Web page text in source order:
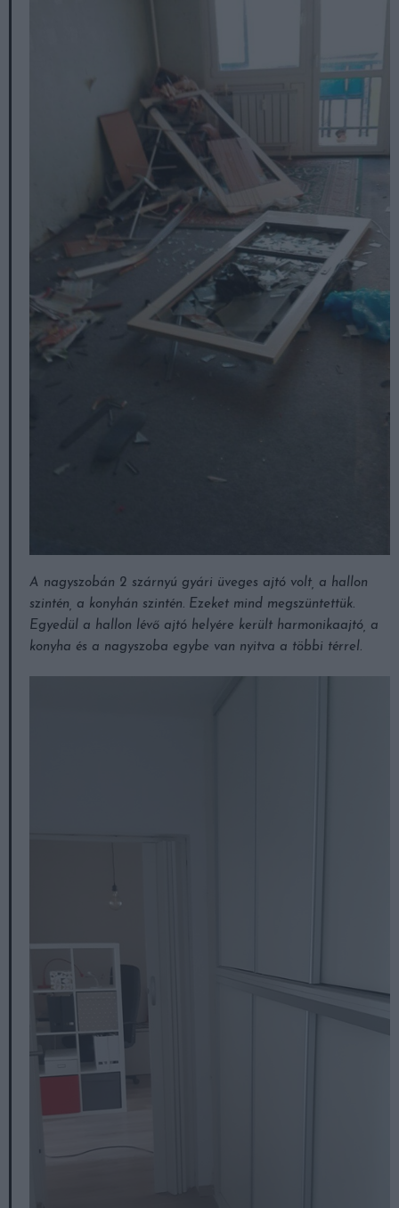
A nagyszobán 2 szárnyú gyári üveges ajtó volt, a hallon
szintén, a konyhán szintén. Ezeket mind megszüntettük.
Egyedül a hallon lévő ajtó helyére került harmonikaajtó, a
konyha és a nagyszoba egybe van nyitva a többi térrel.